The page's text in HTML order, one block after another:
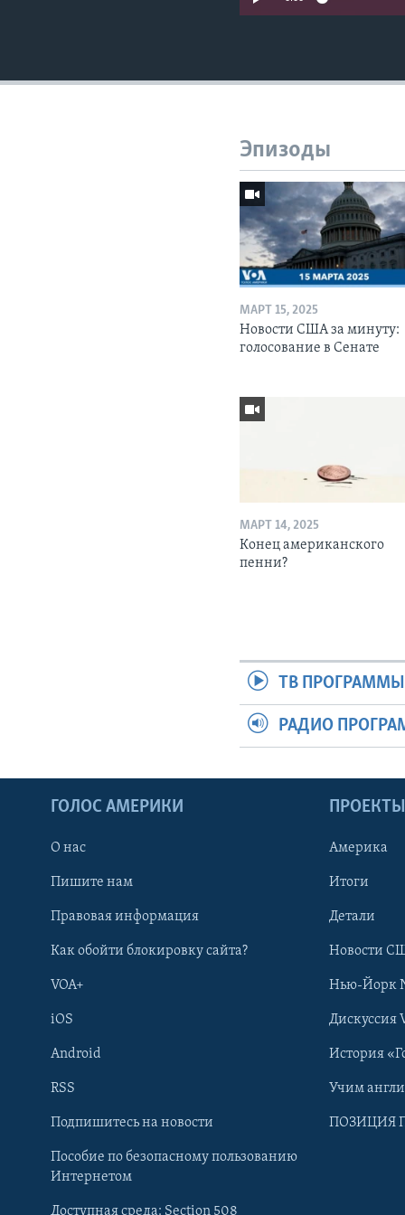
Learning English
Эпизоды
МАРТ 15, 2025
Новости США за минуту:
голосование в Сенате
МАРТ 14, 2025
Конец американского
пенни?
ТВ ПРОГРАММЫ
РАДИО
ГОЛОС АМЕРИКИ
О нас
Пишите нам
Правовая информация
Как обойти блокировку сайта?
VOA+
iOS
Android
RSS
Подпишитесь на новости
Пособие по безопасному пользованию
Интернетом
Доступная среда: Section 508
ПРОЕКТЫ
Америка
Итоги
Детали
Новости
Нью-Йорк
Дискуссия
История
Учим
ПОЗИЦИЯ